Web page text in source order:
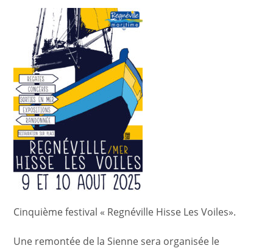
Cinquième festival « Regnéville Hisse Les Voiles».
Une remontée de la Sienne sera organisée le